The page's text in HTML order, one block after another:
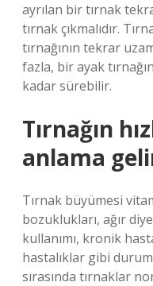
ayrılan bir tırnak
tırnak çıkmalıdır.
tırnağının tekrar
fazla, bir ayak
kadar sürebilir.
Tırnağın
anlama
Tırnak büyümesi
bozuklukları, ağır
kullanımı, kronik
hastalıklar gibi
sırasında tırnaklar